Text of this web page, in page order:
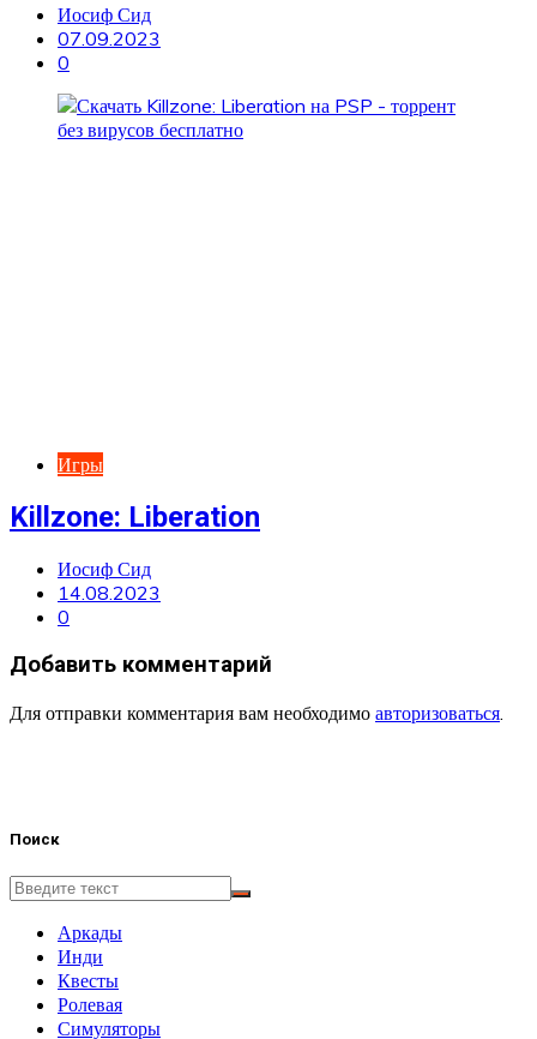
Иосиф Сид
07.09.2023
0
Игры
Killzone: Liberation
Иосиф Сид
14.08.2023
0
Добавить комментарий
Для отправки комментария вам необходимо авторизоваться
Поиск
Аркады
Инди
Квесты
Ролевая
Симуляторы